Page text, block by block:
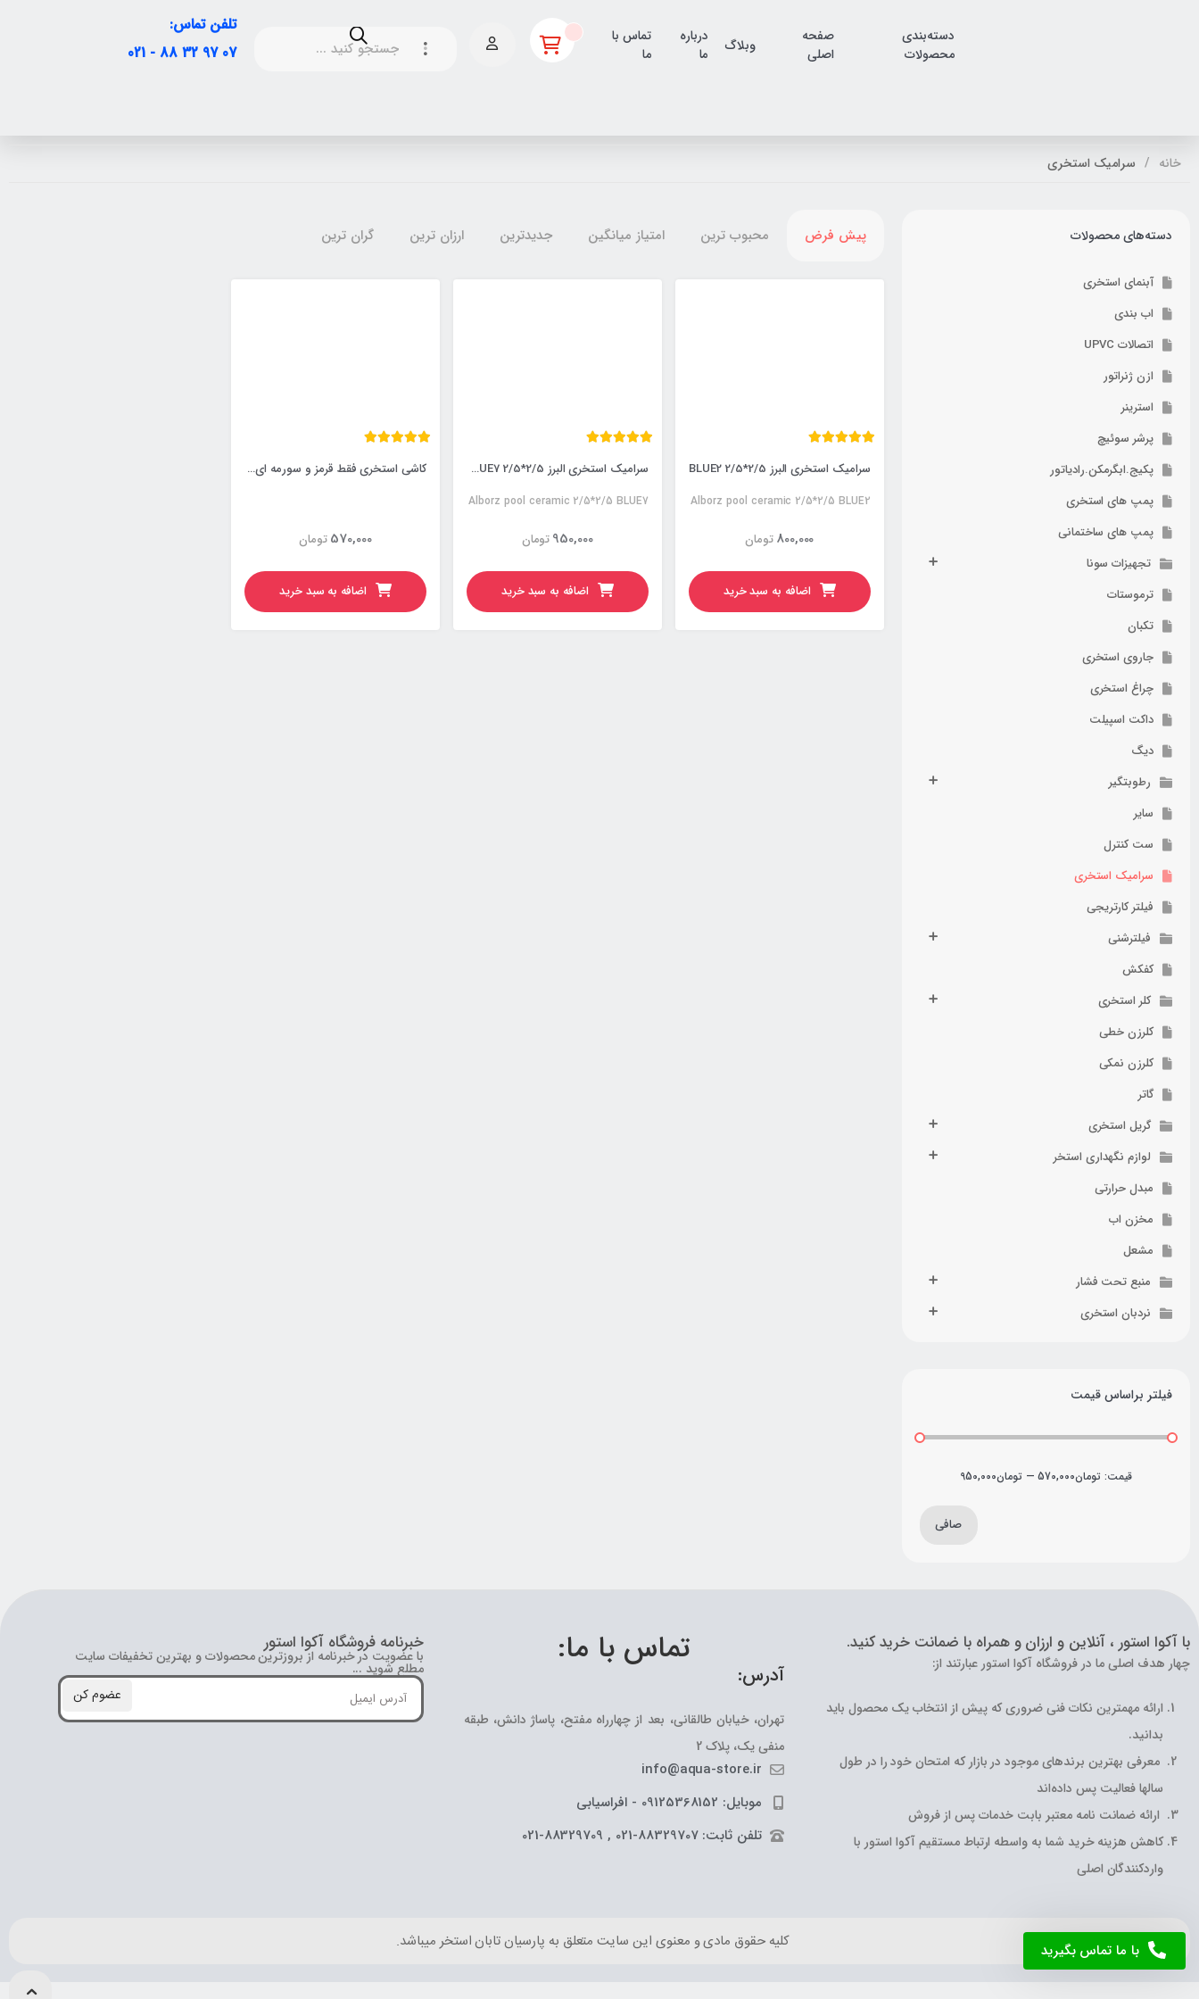
دسته‌بندی
محصولات
صفحه
اصلی
وبلاگ
درباره
ما
تماس با
ما
تلفن تماس:
07 97 32 88 - 021
خانه سرامیک استخری
دسته‌های محصولات
آبنمای استخری
اب بندی
اتصالات UPVC
ازن ژنراتور
استرینر
پرشر سوئیچ
پکیج.ابگرمکن.رادیاتور
پمپ های استخری
پمپ های ساختمانی
تجهیزات سونا
ترموستات
تکبان
جاروی استخری
چراغ استخری
داکت اسپیلت
دیگ
رطوبتگیر
سایر
ست کنترل
سرامیک استخری
فیلتر کارتریجی
فیلترشنی
کفکش
کلر استخری
کلرزن خطی
کلرزن نمکی
گاتر
گریل استخری
لوازم نگهداری استخر
مبدل حرارتی
مخزن اب
مشعل
منبع تحت فشار
نردبان استخری
فیلتر براساس قیمت
صافی
قيمت: تومان570,000 — تومان950,000
پیش فرض محبوب ترین امتیاز میانگین جدیدترین ارزان ترین گران ترین
سرامیک استخری البرز 2/5*2/5 BLUE2
Alborz pool ceramic 2/5*2/5 BLUE2
تومان 800,000
اضافه به سبد خرید
سرامیک استخری البرز 2/5*2/5 BLUE7
Alborz pool ceramic 2/5*2/5 BLUE7
تومان950,000
اضافه به سبد خرید
کاشی استخری فقط قرمز و سورمه ای و مشکی 144 عددی
تومان570,000
اضافه به سبد خرید
با آکوا استور ، آنلاین و ارزان و همراه با ضمانت خرید کنید.
چهار هدف اصلی ما در فروشگاه آکوا استور عبارتند از:
ارائه مهمترین نکات فنی ضروری که پیش از انتخاب یک محصول باید
بدانید.
معرفی بهترین برندهای موجود در بازار که امتحان خود را در طول
سالها فعالیت پس داده‌اند
ارائه ضمانت نامه معتبر بابت خدمات پس از فروش
کاهش هزینه خرید شما به واسطه ارتباط مستقیم آکوا استور با
واردکنندگان اصلی
تماس با ما:
آدرس:
تهران، خیابان طالقانی، بعد از چهارراه مفتح، پاساژ دانش، طبقه
منفی یک، پلاک 2
info@aqua-store.ir
موبایل: 09125368152 - افراسیابی
تلفن ثابت: 88329707-021 , 88329709-021
خبرنامه فروشگاه آکوا استور
با عضویت در خبرنامه از بروز‌ترین محصولات و بهترین تخفیفات سایت
مطلع شوید ...
عضوم کن
کلیه حقوق مادی و معنوی این سایت متعلق به پارسیان تابان استخر میباشد. با ما تماس بگیرید